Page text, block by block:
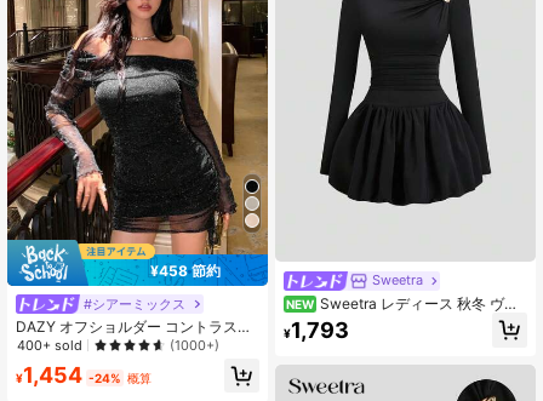
¥458 節約
#シアーミックス
DAZY オフショルダー コントラスト
メッシュ ボディコンドレス、誕生
ー用、秋のドレス ホームカミングド
400+ sold (1000+)
¥1,454 -24% 概算
Sweetra
NEW Sweetra レディース 秋冬 ヴィ
ンテージ エレガント カジュアル フ
ァッション 万能 デイリー通勤 スト
ワヘム 長袖 ブラック ショートドレ
¥1,793